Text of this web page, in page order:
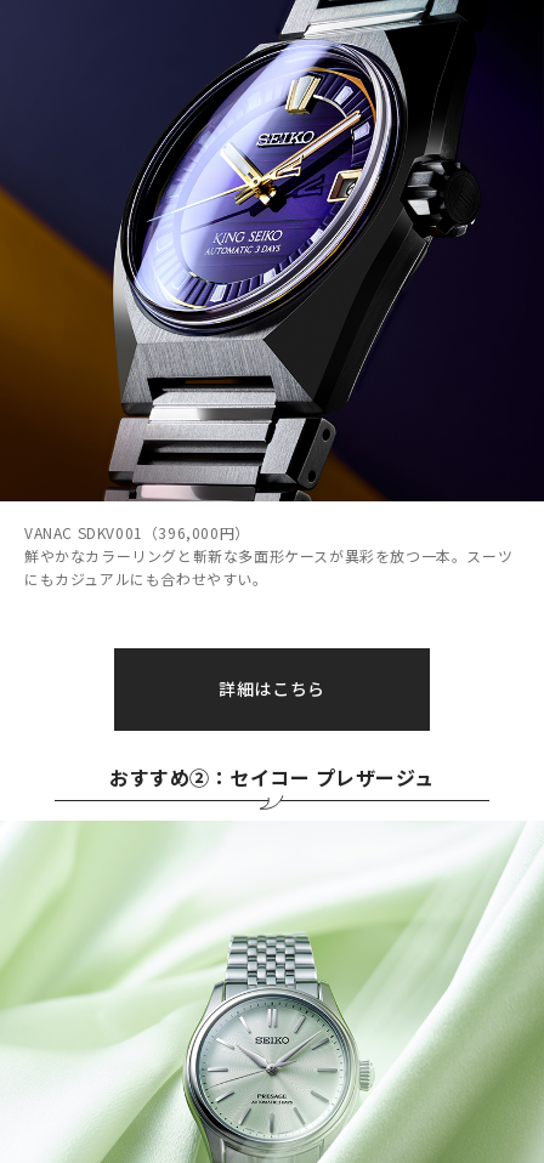
VANAC SDKV001（396,000円）
鮮やかなカラーリングと斬新な多面形ケースが異彩を放つ一本。スーツ
にもカジュアルにも合わせやすい。
詳細はこちら
おすすめ②：セイコー プレザージュ